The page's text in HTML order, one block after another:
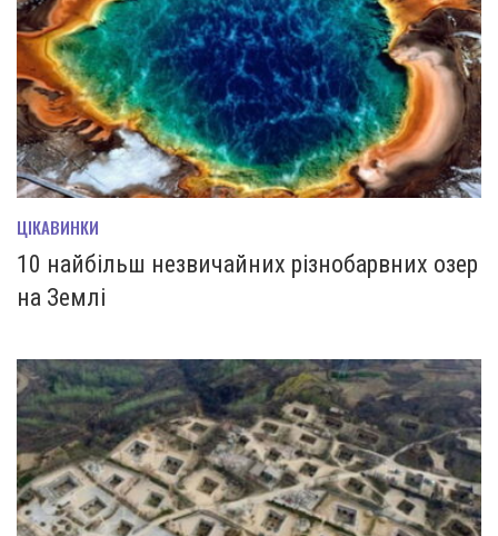
ЦІКАВИНКИ
10 найбільш незвичайних різнобарвних озер
на Землі